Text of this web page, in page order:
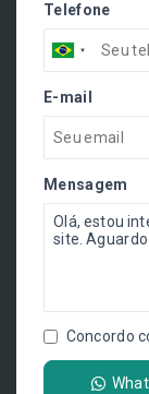
Telefone
E-mail
Mensagem
Concordo